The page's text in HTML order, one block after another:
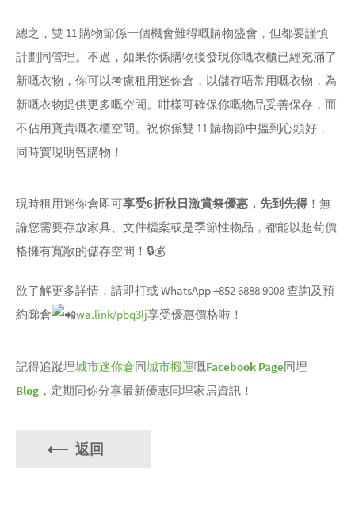
總之，雙 11 購物節係一個機會難得嘅購物盛會，但都要謹慎
計劃同管理。不過，如果你係購物後發現你嘅衣櫃已經充滿了
新嘅衣物，你可以考慮租用迷你倉，以儲存唔常用嘅衣物，為
新嘅衣物提供更多嘅空間。咁樣可確保你嘅物品妥善保存，而
不佔用寶貴嘅衣櫃空間。祝你係雙 11 購物節中搵到心頭好，
同時實現明智購物！
現時租用迷你倉即可享受6折秋日激賞祭優惠，先到先得 ！無
論您需要存放家具、文件檔案或是季節性物品，都能以超荀價
格擁有寬敞的儲存空間！🔒💰
欲了解更多詳情，請即打或 WhatsApp +852 6888 9008 查詢及預
約睇倉
wa.link/pbq3lj享受優惠價格啦！
記得追蹤埋城市迷你倉同城市搬運嘅Facebook Page同埋
Blog ，定期同你分享最新優惠同埋家居資訊！
返回